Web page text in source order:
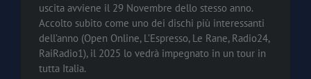
uscita avviene il 29 Novembre dello stesso anno.
Accolto subito come uno dei dischi più interessanti
dell’anno (Open Online, L’Espresso, Le Rane, Radio24,
RaiRadio1), il 2025 lo vedrà impegnato in un tour in
tutta Italia.